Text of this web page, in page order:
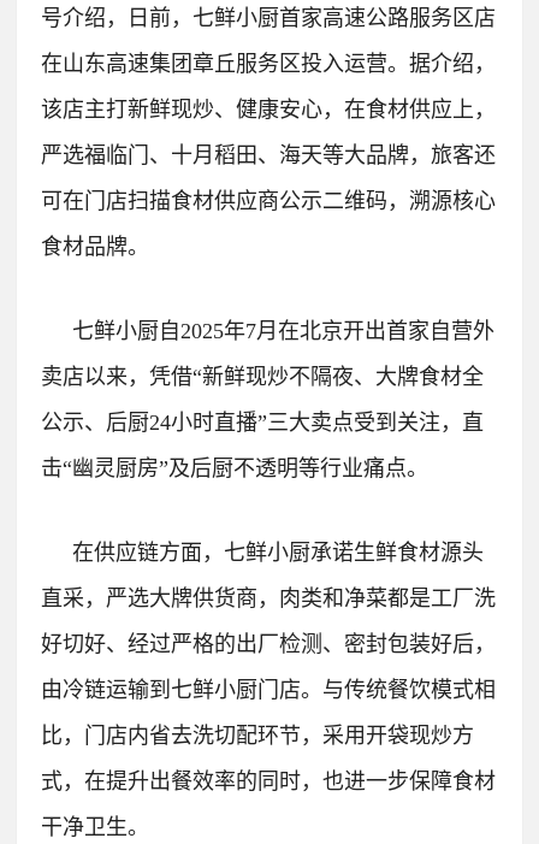
号介绍，日前，七鲜小厨首家高速公路服务区店
在山东高速集团章丘服务区投入运营。 据介绍，
该店主打新鲜现炒、健康安心，在食材供应上，
严选福临门、十月稻田、海天等大品牌，旅客还
可在门店扫描食材供应商公示二维码，溯源核心
食材品牌。
七鲜小厨自2025年7月在北京开出首家自营外
卖店以来，凭借“新鲜现炒不隔夜、大牌食材全
公示、后厨24小时直播”三大卖点受到关注，直
击“幽灵厨房”及后厨不透明等行业痛点。
在供应链方面，七鲜小厨承诺生鲜食材源头
直采，严选大牌供货商，肉类和净菜都是工厂洗
好切好、经过严格的出厂检测、密封包装好后，
由冷链运输到七鲜小厨门店。 与传统餐饮模式相
比，门店内省去洗切配环节，采用开袋现炒方
式，在提升出餐效率的同时，也进一步保障食材
干净卫生。